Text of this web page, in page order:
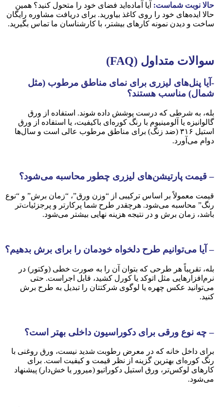
حالا نوبت شماست: آیا آماده‌اید فضای خود را متحول کنید؟ همین
حالا ایده‌های خود را روی کاغذ بیاورید. برای دریافت مشاوره رایگان
ساخت و دیدن نمونه کارهای بیشتر، با کارشناسان ما تماس بگیرید.
سوالات متداول (FAQ)
-آیا پنل‌های لیزری برای نمای مناطق مرطوب (مثل
شمال) مناسب هستند؟
بله، به شرطی که درست پوشش داده شوند. استفاده از ورق
گالوانیزه یا آلومینیوم با رنگ کوره‌ای باکیفیت، یا استفاده از ورق
استیل ۳۱۶ (ضد زنگ) برای مناطق مرطوب عالی است و سال‌ها
دوام می‌آورد.
– قیمت پارتیشن‌های لیزری چطور محاسبه می‌شود؟
قیمت معمولاً بر اساس ترکیبی از “وزن ورق”، “زمان برش” و “نوع
رنگ” محاسبه می‌شود. هرچقدر طرح شما پرکارتر و پرجزئیات‌تر
باشد، زمان برش و در نتیجه هزینه نهایی بیشتر می‌شود.
– آیا می‌توانیم طرح دلخواه خودمان را برای برش بدهیم؟
بله، تقریباً هر طرحی که بتوان آن را به صورت خطی (وکتور) در
نرم‌افزارهایی مثل اتوکد یا کورل کشید، قابل اجراست. حتی
می‌توانید عکس چهره یا لوگوی شرکتتان را تبدیل به طرح برش
کنید.
–چه نوع ورقی برای دکوراسیون داخلی بهتر است؟
برای داخل خانه که در معرض رطوبت شدید نیست، ورق روغنی با
رنگ کوره‌ای بهترین گزینه از نظر قیمت و کیفیت است. برای
کارهای لوکس‌تر، ورق استیل دکوراتیو (میرور یا خش‌دار) پیشنهاد
می‌شود.